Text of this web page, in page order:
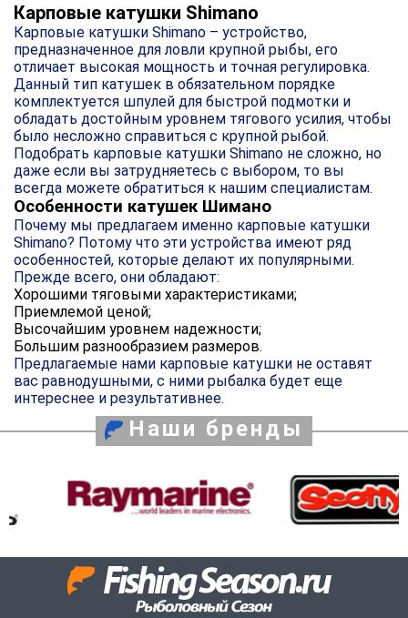
Карповые катушки Shimano
Карповые катушки Shimano – устройство,
предназначенное для ловли крупной рыбы, его
отличает высокая мощность и точная регулировка.
Данный тип катушек в обязательном порядке
комплектуется шпулей для быстрой подмотки и
обладать достойным уровнем тягового усилия, чтобы
было несложно справиться с крупной рыбой.
Подобрать карповые катушки Shimano не сложно, но
даже если вы затрудняетесь с выбором, то вы
всегда можете обратиться к нашим специалистам.
Особенности катушек Шимано
Почему мы предлагаем именно карповые катушки
Shimano? Потому что эти устройства имеют ряд
особенностей, которые делают их популярными.
Прежде всего, они обладают:
Хорошими тяговыми характеристиками;
Приемлемой ценой;
Высочайшим уровнем надежности;
Большим разнообразием размеров.
Предлагаемые нами карповые катушки не оставят
вас равнодушными, с ними рыбалка будет еще
интереснее и результативнее.
Наши бренды